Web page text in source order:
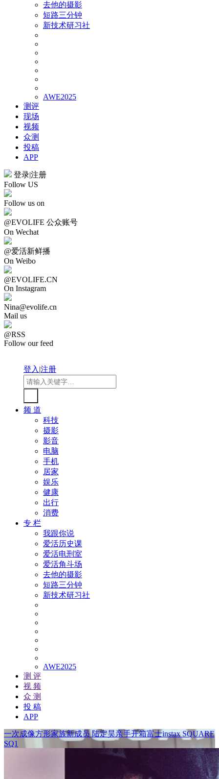
去他的摄影
短路三分钟
新技术研习社
AWE2025
测评
现场
视频
众测
投稿
APP
登录|注册
Follow US
Follow us on
@EVOLIFE 公众账号
On Wechat
@爱活新鲜播
On Weibo
@EVOLIFE.CN
On Instagram
Nina@evolife.cn
Mail us
@RSS
Follow our feed
登入|注册
频 道
科技
摄影
影音
电脑
手机
居家
娱乐
健康
出行
消费
专 栏
我跟你说
爱活历史课
爱活电刑室
爱活角斗场
去他的摄影
短路三分钟
新技术研习社
AWE2025
测 评
视 频
众 测
投 稿
APP
一次成像方形家族新成员 陆定昊亲手开箱富士instax SQUARE
SQ1